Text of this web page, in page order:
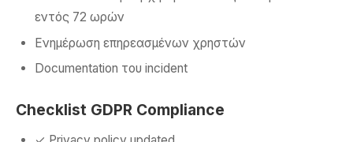
εντός 72 ωρών
Ενημέρωση επηρεασμένων χρηστών
Documentation του incident
Checklist GDPR Compliance